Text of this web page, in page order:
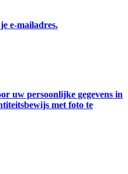
e-mailadres.
uw persoonlijke gegevens in
met foto te